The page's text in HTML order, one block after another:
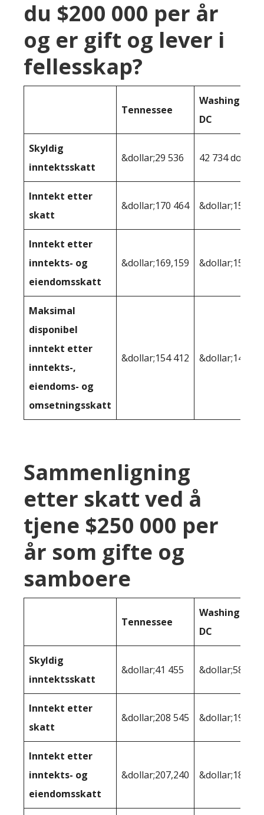
du $200 000 per år
og er gift og lever i
fellesskap?
Tennessee
Washington
DC
Skyldig
inntektsskatt
&dollar;29 536 42 734 dollar
Inntekt etter
skatt
&dollar;170 464
Inntekt etter
inntekts- og
eiendomsskatt
&dollar;169,159
Maksimal
disponibel
inntekt etter
inntekts-,
eiendoms- og
omsetningsskatt
&dollar;154 412 &dollar;144
Sammenligning
etter skatt ved å
tjene $250 000 per
år som gifte og
samboere
Tennessee
Washington
DC
Skyldig
inntektsskatt
&dollar;41 455 &dollar;58 903
Inntekt etter
skatt
&dollar;208 545 &dollar;191
Inntekt etter
inntekts- og
eiendomsskatt
&dollar;207,240 &dollar;186